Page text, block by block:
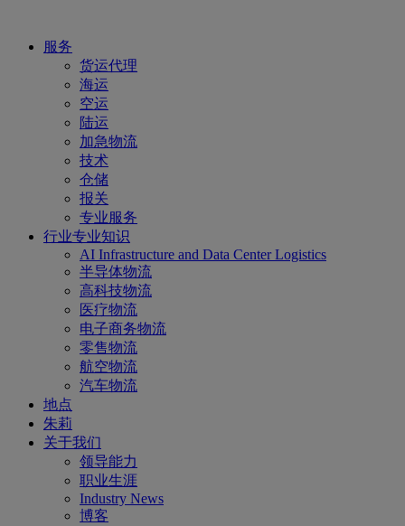
服务
货运代理
海运
空运
陆运
加急物流
技术
仓储
报关
专业服务
行业专业知识
AI Infrastructure and Data Center Logistics
半导体物流
高科技物流
医疗物流
电子商务物流
零售物流
航空物流
汽车物流
地点
朱莉
关于我们
领导能力
职业生涯
Industry News
博客